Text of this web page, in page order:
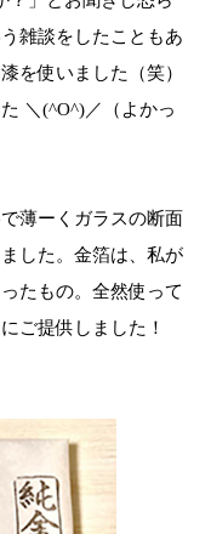
雑談をしたこともあ
を使いました（笑）
＼(^O^)／（よかっ
薄ーくガラスの断面
した。金箔は、私が
たもの。全然使って
ご提供しました！